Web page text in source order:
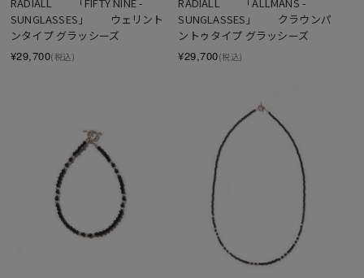
SUNGLASSES」　　ウェリント
ンタイプ グラッシーズ
¥29,700(税込)
SUNGLASSES」　　クラウンパ
ントゥタイプ グラッシーズ
¥29,700(税込)